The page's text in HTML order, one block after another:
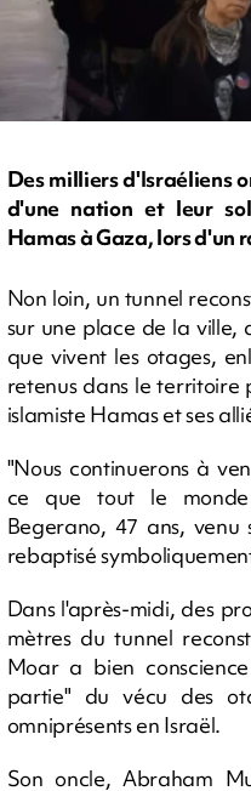
Des milliers d'Israéliens
d'une nation et leur
Hamas à Gaza, lors d'un
Non loin, un tunnel
sur une place de la ville,
que vivent les otages,
retenus dans le territoire
islamiste Hamas et ses
"Nous continuerons à
ce que tout le
Begerano, 47 ans,
rebaptisé
Dans l'après-midi, des
mètres du tunnel
Moar a bien
partie" du vécu des
omniprésents en Israël.
Son oncle, Abraham